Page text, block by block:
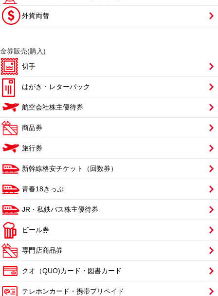
外貨両替
金券販売(購入)
切手
はがき・レターパック
航空会社株主優待券
商品券
旅行券
新幹線格安チケット（回数券）
青春18きっぷ
JR・私鉄バス株主優待券
ビール券
専門店商品券
クオ（QUO)カード・図書カード
テレホンカード・携帯プリペイド